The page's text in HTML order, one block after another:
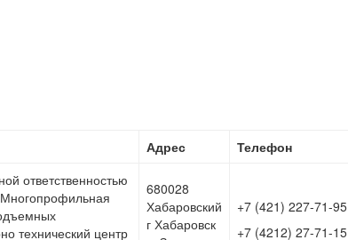
Адрес Телефон
ответственностью
технический центр
680028
Хабаровский
г Хабаровск
+7 (421) 227-71-95
+7 (4212) 27-71-15